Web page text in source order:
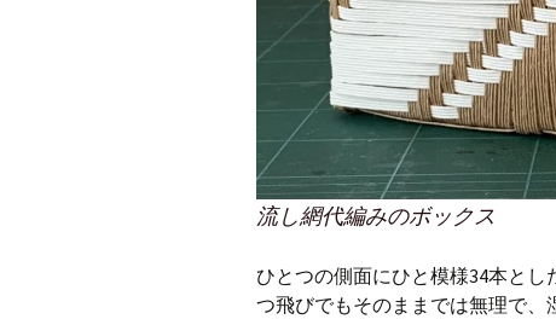
流し網代編みのボックス
ひとつの側面にひと模様34本と
つ飛びでもそのままでは無理で